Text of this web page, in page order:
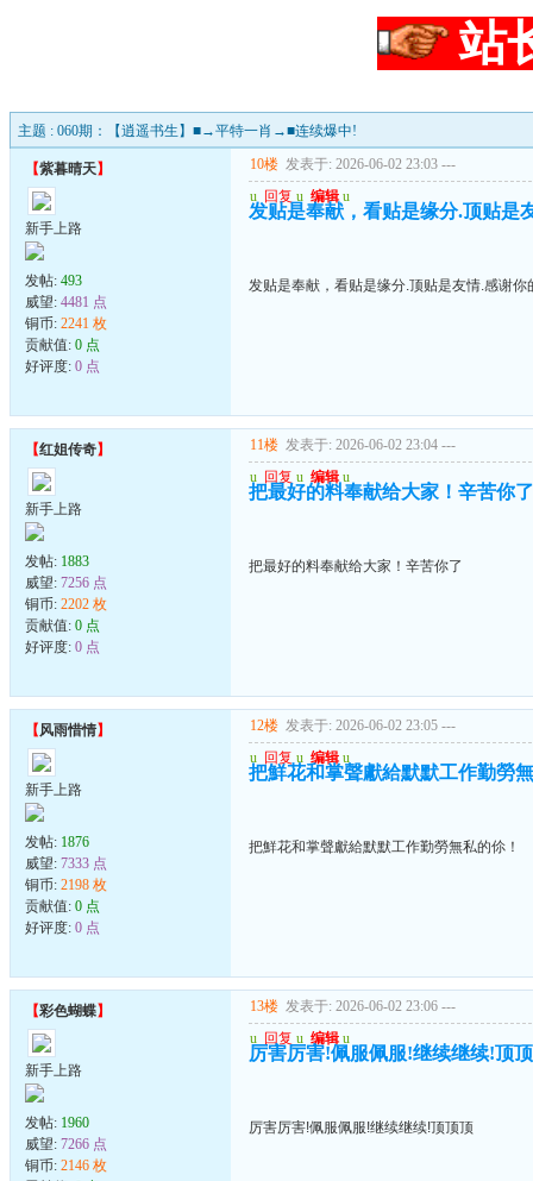
站
主题 : 060期：【逍遥书生】■→平特一肖→■连续爆中!
【紫暮晴天】
新手上路
发帖: 493
威望: 4481 点
铜币: 2241 枚
贡献值: 0 点
好评度: 0 点
10楼 发表于: 2026-06-02 23:03 ---
u 回复 u 编辑 u
发贴是奉献，看贴是缘分.顶贴是
发贴是奉献，看贴是缘分.顶贴是友情.感谢你
【红姐传奇】
新手上路
发帖: 1883
威望: 7256 点
铜币: 2202 枚
贡献值: 0 点
好评度: 0 点
11楼 发表于: 2026-06-02 23:04 ---
u 回复 u 编辑 u
把最好的料奉献给大家！辛苦你了
把最好的料奉献给大家！辛苦你了
【风雨惜情】
新手上路
发帖: 1876
威望: 7333 点
铜币: 2198 枚
贡献值: 0 点
好评度: 0 点
12楼 发表于: 2026-06-02 23:05 ---
u 回复 u 编辑 u
把鮮花和掌聲獻給默默工作勤勞
把鮮花和掌聲獻給默默工作勤勞無私的伱！
【彩色蝴蝶】
新手上路
发帖: 1960
威望: 7266 点
铜币: 2146 枚
13楼 发表于: 2026-06-02 23:06 ---
u 回复 u 编辑 u
厉害厉害!佩服佩服!继续继续!顶
厉害厉害!佩服佩服!继续继续!顶顶顶